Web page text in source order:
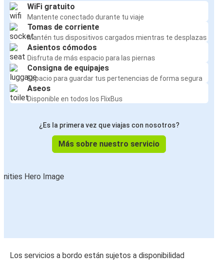
WiFi gratuito
Mantente conectado durante tu viaje
Tomas de corriente
Mantén tus dispositivos cargados mientras te desplazas
Asientos cómodos
Disfruta de más espacio para las piernas
Consigna de equipajes
Espacio para guardar tus pertenencias de forma segura
Aseos
Disponible en todos los FlixBus
¿Es la primera vez que viajas con nosotros?
Más sobre nuestro servicio
Los servicios a bordo están sujetos a disponibilidad